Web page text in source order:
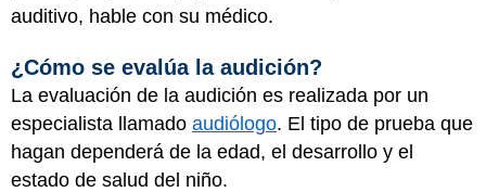
auditivo, hable con su médico.
¿Cómo se evalúa la audición?
La evaluación de la audición es realizada por un
especialista llamado audiólogo. El tipo de prueba que
hagan dependerá de la edad, el desarrollo y el
estado de salud del niño.